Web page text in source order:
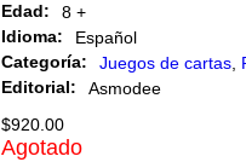
Edad:
8 +
Idioma:
Español
Categoría:
Juegos de cartas,
Editorial:
Asmodee
$920.00
Agotado